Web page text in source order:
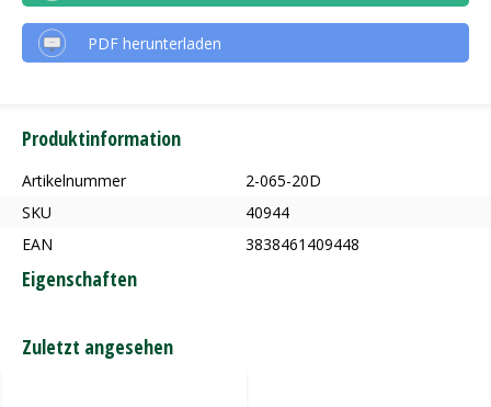
PDF herunterladen
Produktinformation
Artikelnummer
2-065-20D
SKU
40944
EAN
3838461409448
Eigenschaften
Zuletzt angesehen